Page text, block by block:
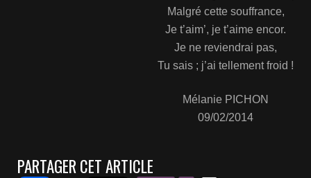
Malgré cette souffrance,
Je t’aim’, je t’aime encor.
Je ne reviendrai pas,
Tu sais ; j’ai tellement froid !
Mélanie PICHON
09/02/2014
PARTAGER CET ARTICLE